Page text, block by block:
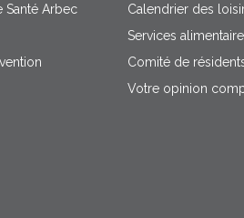
Santé Arbec
Calendrier des
Services
Comité de
Votre opinion